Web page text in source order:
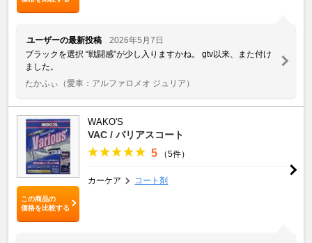
ユーザーの最新投稿
2026年5月7日
ブラックを選択 “戦闘感”が少し入りますかね。 gtv以来、また付け
ました。
たかふぃ （愛車：アルファロメオ ジュリア）
この商品の
価格を比較する
WAKO'S
VAC / バリアスコート
5 （5件）
カーケア コート剤